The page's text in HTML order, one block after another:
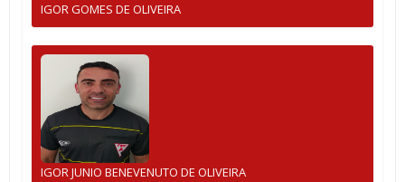
IGOR GOMES DE OLIVEIRA
IGOR JUNIO BENEVENUTO DE OLIVEIRA